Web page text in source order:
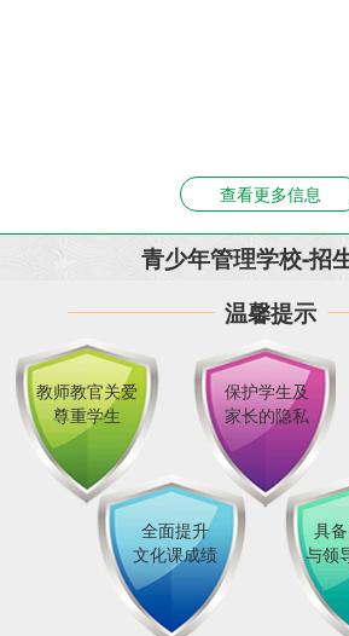
查看更多信息
青少年管理学校-招
温馨提示
教师教官关爱
尊重学生
保护学生及
家长的隐私
全面提升
文化课成绩
具
与领